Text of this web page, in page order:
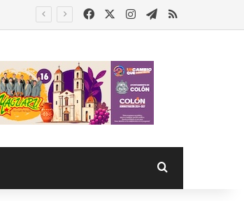
FacebookInstagram
Telegram
RSS